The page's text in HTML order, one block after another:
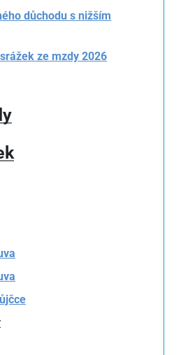
důchodu s nižším
ze mzdy 2026